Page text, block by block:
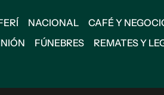
NACIONAL CAFÉ Y
FÚNEBRES REMATES Y